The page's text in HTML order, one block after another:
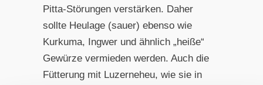
Pitta-Störungen verstärken. Daher
sollte Heulage (sauer) ebenso wie
Kurkuma, Ingwer und ähnlich „heiße“
Gewürze vermieden werden. Auch die
Fütterung mit Luzerneheu, wie sie in